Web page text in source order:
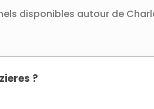
disponibles autour de
?